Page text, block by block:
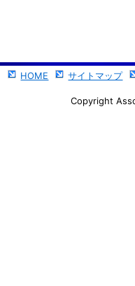
HOME サイトマップ
Copyright